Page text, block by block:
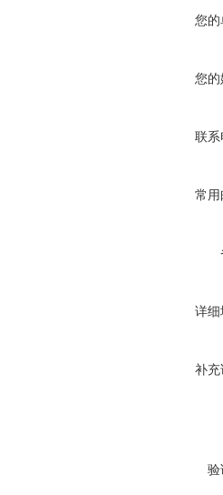
您的
您的
联系
常用
详细
补充
验